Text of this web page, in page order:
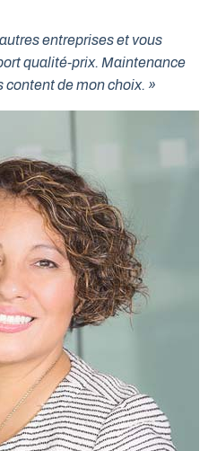
entreprises et vous
qualité-prix. Maintenance
content de mon choix. »